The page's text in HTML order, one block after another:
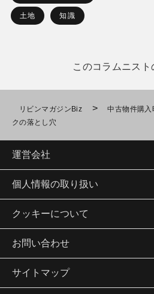
土地 知識
このコラムニス
リビンマガジンBiz >
中古物件購入
クの落とし穴
運営会社
個人情報の取り扱い
クッキーについて
お問い合わせ
サイトマップ